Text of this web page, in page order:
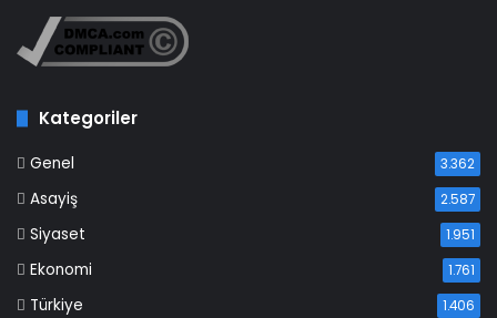
Kategoriler
Genel 3.362
Asayiş 2.587
Siyaset 1.951
Ekonomi 1.761
Türkiye 1.406